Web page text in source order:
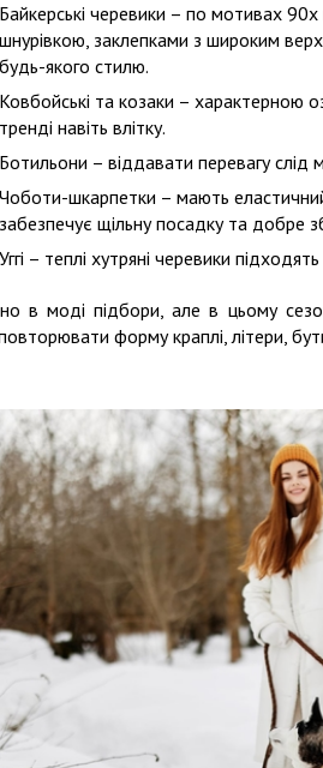
Байкерські черевики – по мотивах
шнурівкою, заклепками з широким
будь-якого стилю.
Ковбойські та козаки – характерною
тренді навіть влітку.
Ботильони – віддавати перевагу
Чоботи-шкарпетки – мають
забезпечує щільну посадку та добре
Уггі – теплі хутряні черевики
в моді підбори, але в цьому
форму краплі, літери,